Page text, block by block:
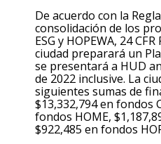
De acuerdo con la
consolidación de los
ESG y HOPEWA, 24
ciudad preparará un
se presentará a HUD
de 2022 inclusive. La
siguientes sumas de
$13,332,794 en fondos
fondos HOME,
$922,485 en fondos